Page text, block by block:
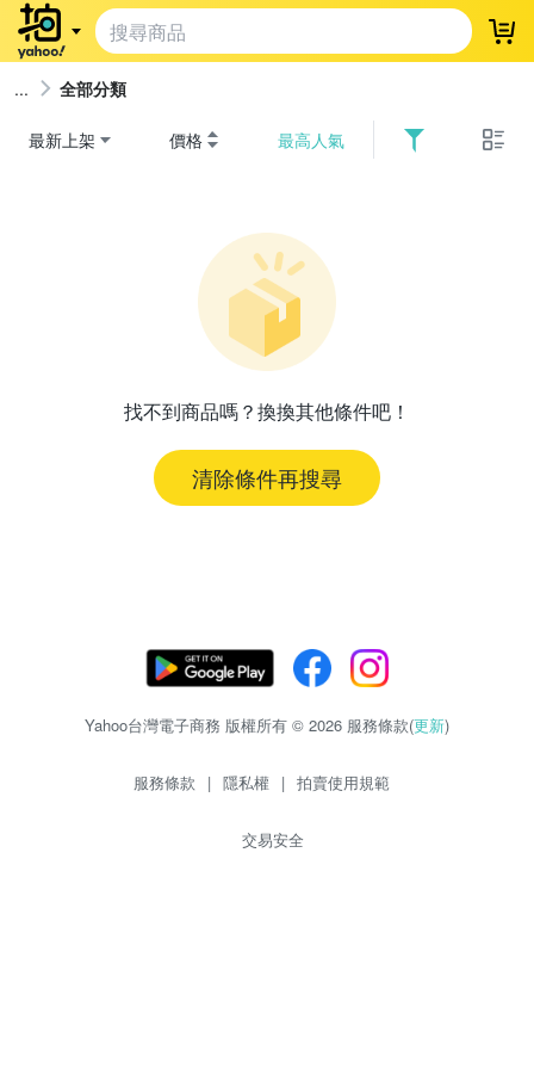
登
全部分類
最新上架 價格 最高人氣
找不到商品嗎？換換其他條件吧！
清除條件再搜尋
Yahoo台灣電子商務 版權所有 © 2026 服務條款(更新)
服務條款 | 隱私權 | 拍賣使用規範
交易安全